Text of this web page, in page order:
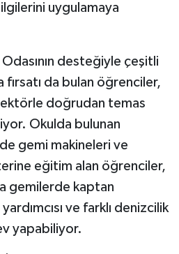
uygulamaya
desteğiyle çeşitli
da bulan öğrenciler,
doğrudan temas
Okulda bulunan
gemi makineleri ve
eğitim alan öğrenciler,
gemilerde kaptan
ve farklı denizcilik
yapabiliyor.